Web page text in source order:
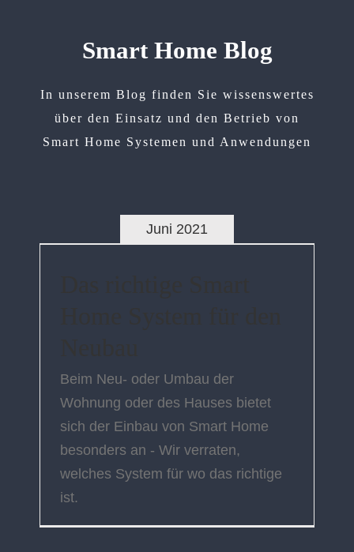
Smart Home Blog
In unserem Blog finden Sie wissenswertes
über den Einsatz und den Betrieb von
Smart Home Systemen und Anwendungen
Juni 2021
Beim Neu- oder Umbau der
Wohnung oder des Hauses bietet
sich der Einbau von Smart Home
besonders an - Wir verraten,
welches System für wo das richtige
ist.